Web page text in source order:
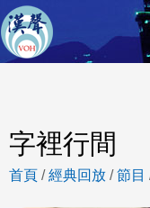
字裡行間
首頁 /經典回放 /節目